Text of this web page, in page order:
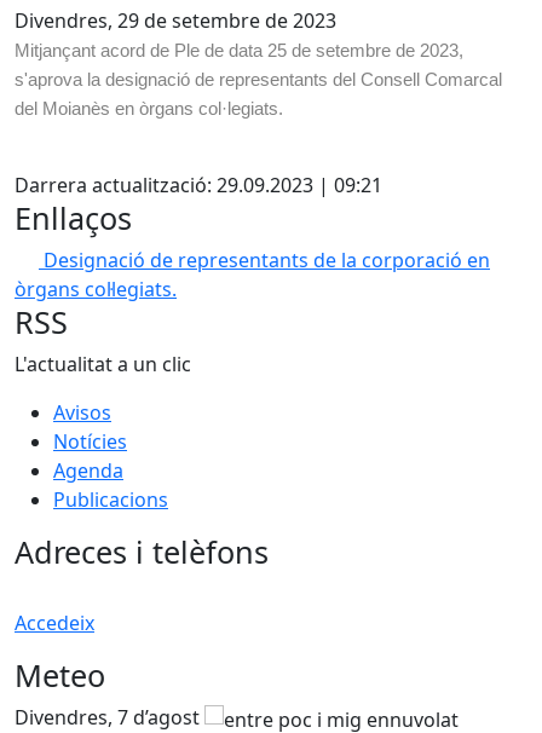
Divendres, 29 de setembre de 2023
Mitjançant acord de Ple de data 25 de setembre de 2023,
s'aprova la designació de representants del Consell Comarcal
del Moianès en òrgans col·legiats.
Darrera actualització: 29.09.2023 | 09:21
Enllaços
Designació de representants de la corporació en
òrgans col·legiats.
RSS
L'actualitat a un clic
Avisos
Notícies
Agenda
Publicacions
Adreces i telèfons
Accedeix
Meteo
Divendres, 7 d’agost